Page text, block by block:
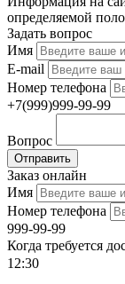
определяемой
Задать вопрос
Имя
E-mail
Номер телефона
+7(999)999-99-99
Вопрос
Отправить
Заказ онлайн
Имя
Номер телефона
999-99-99
Когда требуется
12:30